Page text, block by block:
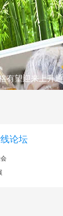
有望迎来上升
论坛